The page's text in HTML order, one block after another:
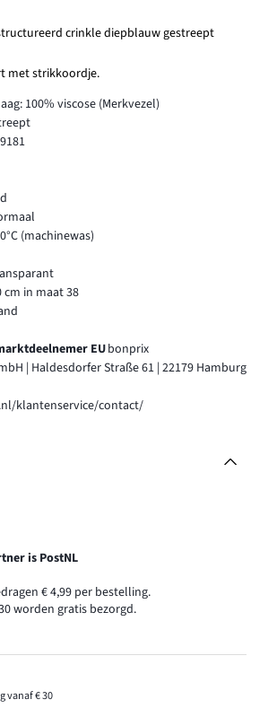
crinkle diepblauw gestreept
met strikkoordje.
100% viscose (Merkvezel)
(machinewas)
cm in maat 38
EUbonprix
| Haldesdorfer Straße 61 | 22179 Hamburg
klantenservice/contact/
is PostNL
€ 4,99 per bestelling.
worden gratis bezorgd.
vanaf € 30